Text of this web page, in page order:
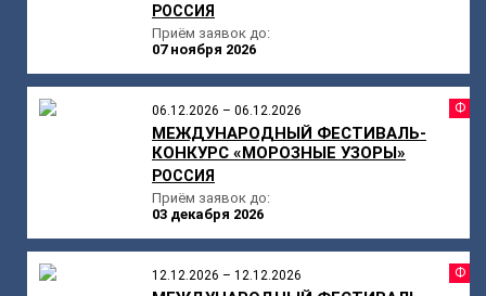
РОССИЯ
Приём заявок до:
07 ноября 2026
06.12.2026 – 06.12.2026
МЕЖДУНАРОДНЫЙ ФЕСТИВАЛЬ-
КОНКУРС «МОРОЗНЫЕ УЗОРЫ»
РОССИЯ
Приём заявок до:
03 декабря 2026
12.12.2026 – 12.12.2026